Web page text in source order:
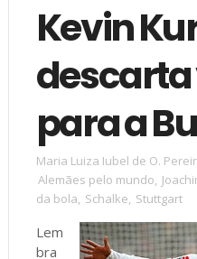
Kevin
para a
Maria Luiza Iubel de O.
Alemães pelo mundo,
da bola, Schalke, Stuttgart
Lem
bra